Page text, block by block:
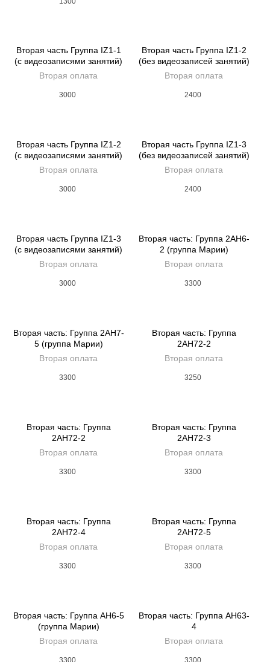
Вторая часть Группа IZ1-1
(с видеозаписями занятий)
Вторая оплата
3000
Вторая часть Группа IZ1-2
(без видеозаписей занятий)
Вторая оплата
2400
Вторая часть Группа IZ1-2
(с видеозаписями занятий)
Вторая оплата
3000
Вторая часть Группа IZ1-3
(без видеозаписей занятий)
Вторая оплата
2400
Вторая часть Группа IZ1-3
(с видеозаписями занятий)
Вторая оплата
3000
Вторая часть: Группа 2AH6-
2 (группа Марии)
Вторая оплата
3300
Вторая часть: Группа 2AH7-
5 (группа Марии)
Вторая оплата
3300
Вторая часть: Группа
2AH72-2
Вторая оплата
3250
Вторая часть: Группа
2AH72-2
Вторая оплата
3300
Вторая часть: Группа
2AH72-3
Вторая оплата
3300
Вторая часть: Группа
2AH72-4
Вторая оплата
3300
Вторая часть: Группа
2AH72-5
Вторая оплата
3300
Вторая часть: Группа AH6-5
(группа Марии)
Вторая оплата
3300
Вторая часть: Группа AH63-
4
Вторая оплата
3300